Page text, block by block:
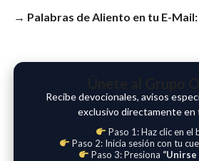
→ Palabras de Aliento en tu E-Mail:
Recibe devocionales, avisos
exclusivo directamente en
Paso 1: Haz clic en el
Paso 2: Inicia sesión con tu
Paso 3: Presiona “Unirse